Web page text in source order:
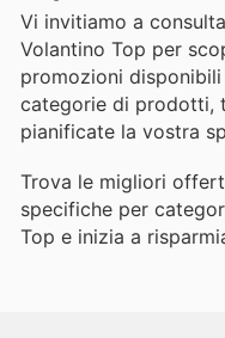
Vi invitiamo a
Volantino Top per
promozioni
categorie di prodotti,
pianificate la vostra
Trova le migliori
specifiche per
Top e inizia a